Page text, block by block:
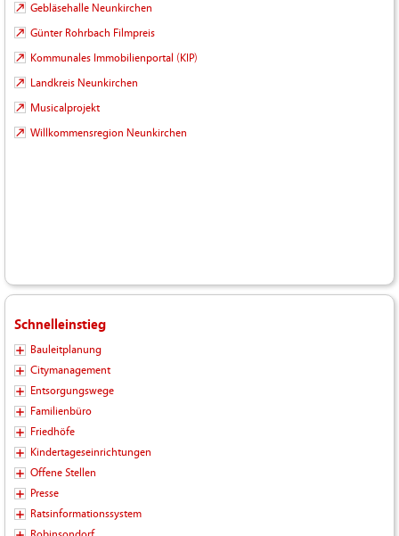
Gebläsehalle Neunkirchen
Günter Rohrbach Filmpreis
Kommunales Immobilienportal (KIP)
Landkreis Neunkirchen
Musicalprojekt
Willkommensregion Neunkirchen
Schnelleinstieg
Bauleitplanung
Citymanagement
Entsorgungswege
Familienbüro
Friedhöfe
Kindertageseinrichtungen
Offene Stellen
Presse
Ratsinformationssystem